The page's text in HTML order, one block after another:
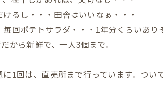
るし・・・田舎はいいなぁ・・・
回ポテトサラダ・・・1年分くらいあり
から新鮮で、一人3個まで。
1回は、直売所まで行っています。つい